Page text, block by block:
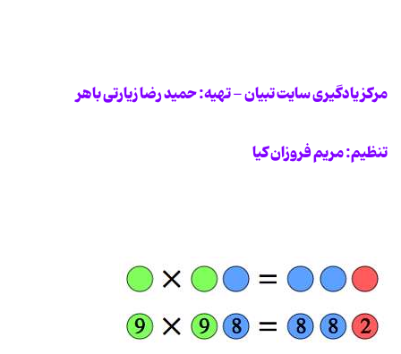
مرکز یادگیری سایت تبیان - تهیه: حمید رضا زیارتی باهر
تنظیم: مریم فروزان کیا